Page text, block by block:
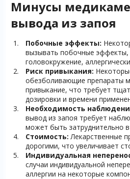
Минусы
вывода из запоя
Побочные эффекты:
вызывать побочные эффекты,
головокружение,
Риск привыкания:
обезболивающие препараты
привыкание, что требует
дозировки и времени
Необходимость
вывод из запоя требует
может быть затруднительно
Стоимость: Лекарственные
дорогими, что увеличивает
Индивидуальная
случаи индивидуальной
аллергии на некоторые